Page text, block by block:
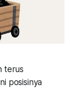
terus
posisinya